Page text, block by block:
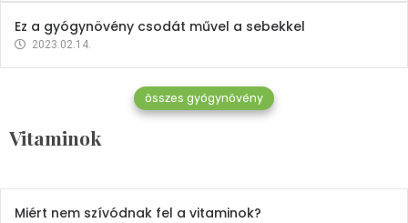
Ez a gyógynövény csodát művel a sebekkel
2023.02.14.
összes gyógynövény
Vitaminok
Vitaminok
Mindent a B-12 vitaminról
2023.02.27.
Miért nem szívódnak fel a vitaminok?